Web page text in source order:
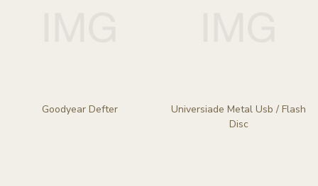
Goodyear Defter
Universiade Metal Usb / Flash
Disc